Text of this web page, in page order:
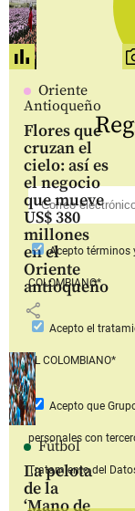
Oriente
Antioqueño
Flores que
cruzan el
cielo: así es
el negocio
que mueve
US$ 380
millones
en el
Oriente
antioqueño
share
Fútbol
La pelota
de la
‘Mano de
Aceptotérminos
COLOMBIANO*
Acepto el
EL COLOMBIANO*
Acepto que
personales con
Tratamiento del